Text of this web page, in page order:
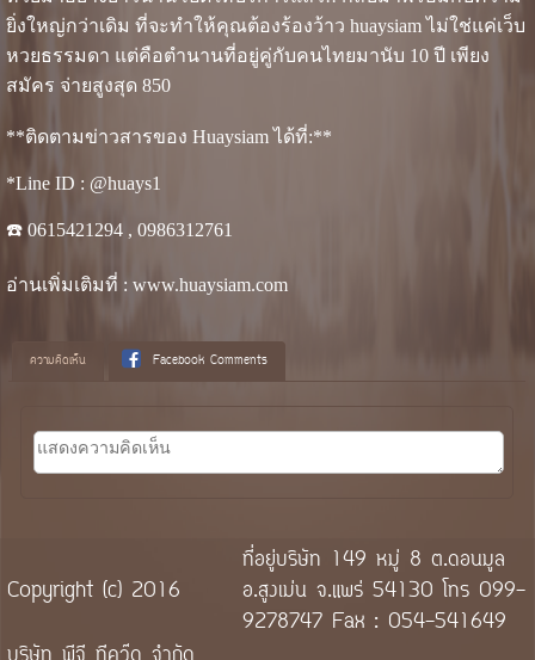
ยิ่งใหญ่กว่าเดิม ที่จะทำให้คุณต้องร้องว้าว huaysiam ไม่ใช่แค่เว็บ
หวยธรรมดา แต่คือตำนานที่อยู่คู่กับคนไทยมานับ 10 ปี เพียง
สมัคร จ่ายสูงสุด 850
**ติดตามข่าวสารของ Huaysiam ได้ที่:**
*Line ID : @huays1
☎️ 0615421294 , 0986312761
อ่านเพิ่มเติมที่ : www.huaysiam.com
ความคิดเห็น Facebook Comments
Copyright (c) 2016
ที่อยู่บริษัท 149 หมู่ 8 ต.ดอนมูล
อ.สูงเม่น จ.แพร่ 54130 โทร 099-
9278747 Fax : 054-541649